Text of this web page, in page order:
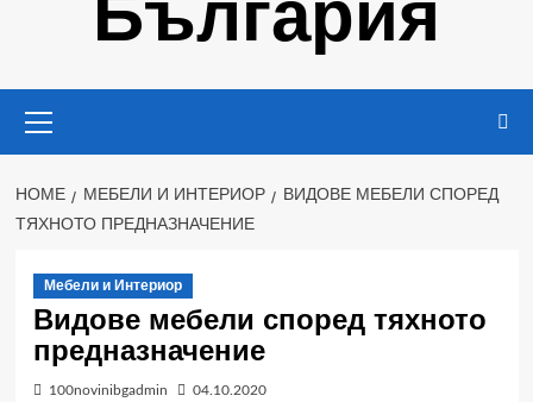
България
Menu
HOME МЕБЕЛИ И ИНТЕРИОР
ВИДОВЕ МЕБЕЛИ СПОРЕД
ТЯХНОТО ПРЕДНАЗНАЧЕНИЕ
Мебели и Интериор
Видове мебели според тяхното
предназначение
100novinibgadmin 04.10.2020